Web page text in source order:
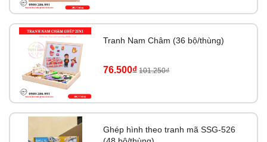
Tranh Nam Châm (36 bộ/thùng)
76.500₫ 101.250₫
Ghép hình theo tranh mã SSG-526